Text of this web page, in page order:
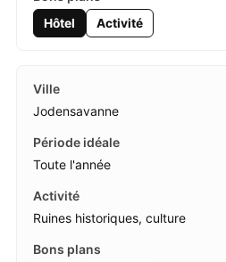
Hôtel Activité
Jodensavanne
Toute l'année
Ruines historiques, culture